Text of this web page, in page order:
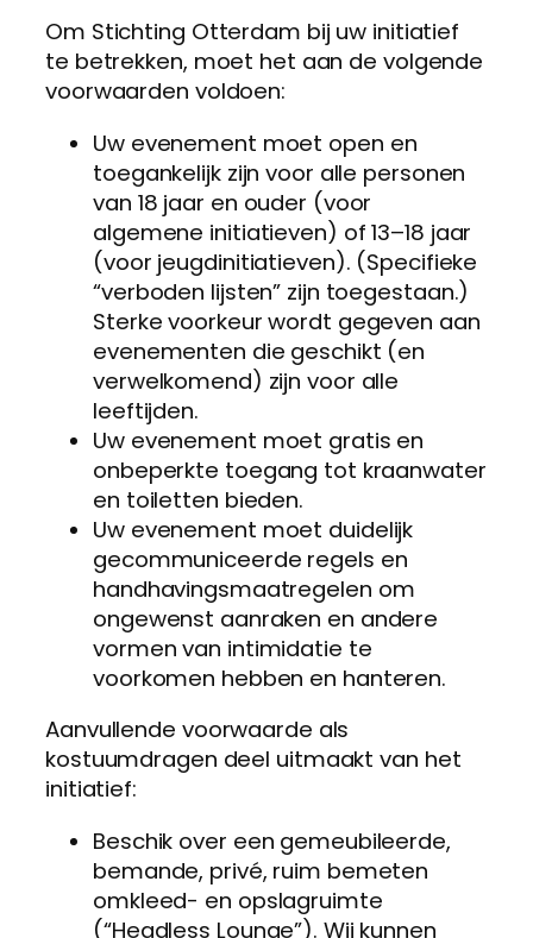
Om Stichting Otterdam bij uw initiatief
te betrekken, moet het aan de volgende
voorwaarden voldoen:
Uw evenement moet open en
toegankelijk zijn voor alle personen
van 18 jaar en ouder (voor
algemene initiatieven) of 13–18 jaar
(voor jeugdinitiatieven). (Specifieke
“verboden lijsten” zijn toegestaan.)
Sterke voorkeur wordt gegeven aan
evenementen die geschikt (en
verwelkomend) zijn voor alle
leeftijden.
Uw evenement moet gratis en
onbeperkte toegang tot kraanwater
en toiletten bieden.
Uw evenement moet duidelijk
gecommuniceerde regels en
handhavingsmaatregelen om
ongewenst aanraken en andere
vormen van intimidatie te
voorkomen hebben en hanteren.
Aanvullende voorwaarde als
kostuumdragen deel uitmaakt van het
initiatief:
Beschik over een gemeubileerde,
bemande, privé, ruim bemeten
omkleed- en opslagruimte
(“Headless Lounge”). Wij kunnen